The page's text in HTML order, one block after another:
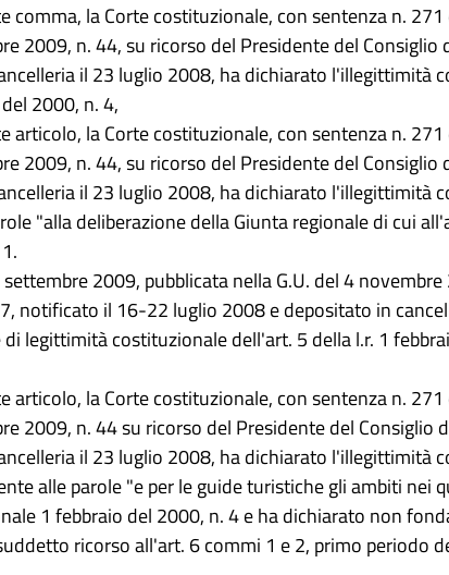
la Corte costituzionale, con sentenza n. 271
2009, n. 44, su ricorso del Presidente del Consiglio
il 23 luglio 2008, ha dichiarato l'illegittimità
2000, n. 4,
la Corte costituzionale, con sentenza n. 271
2009, n. 44, su ricorso del Presidente del Consiglio
il 23 luglio 2008, ha dichiarato l'illegittimità
"alla deliberazione della Giunta regionale di cui
2009, pubblicata nella G.U. del 4
notificato il 16-22 luglio 2008 e depositato in
legittimità costituzionale dell'art. 5 della l.r. 1
la Corte costituzionale, con sentenza n. 271
2009, n. 44 su ricorso del Presidente del Consiglio
il 23 luglio 2008, ha dichiarato l'illegittimità
alle parole "e per le guide turistiche gli ambiti nei
1 febbraio del 2000, n. 4 e ha dichiarato non
ricorso all'art. 6 commi 1 e 2, primo periodo